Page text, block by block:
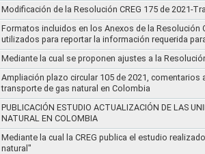
Modificación de la Resolución CREG 175 de 2021-
Formatos incluidos en los Anexos de la Resolución
utilizados para reportar la información requerida
Mediante la cual se proponen ajustes a la
Ampliación plazo circular 105 de 2021,
transporte de gas natural en Colombia
PUBLICACIÓN ESTUDIO ACTUALIZACIÓN DE LAS
NATURAL EN COLOMBIA
Mediante la cual la CREG publica el estudio
natural"